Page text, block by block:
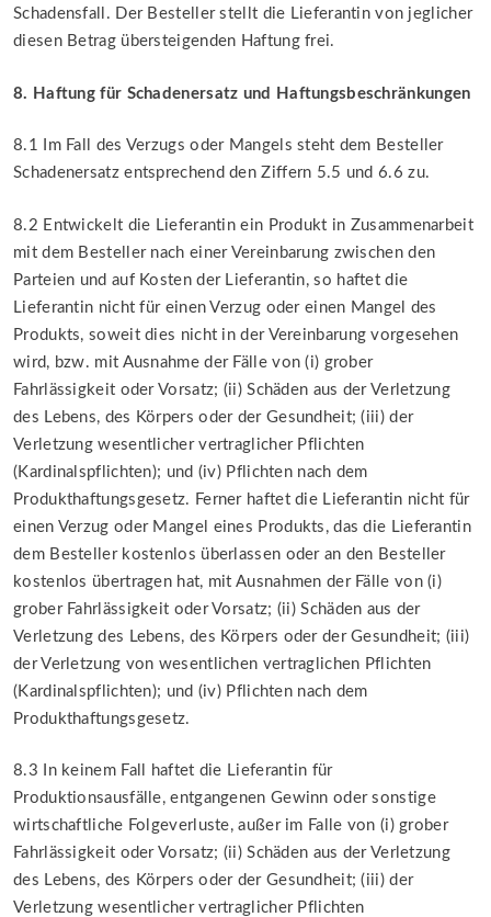
Schadensfall. Der Besteller stellt die Lieferantin von jeglicher
diesen Betrag übersteigenden Haftung frei.
8. Haftung für Schadenersatz und Haftungsbeschränkungen
8.1 Im Fall des Verzugs oder Mangels steht dem Besteller
Schadenersatz entsprechend den Ziffern 5.5 und 6.6 zu.
8.2 Entwickelt die Lieferantin ein Produkt in Zusammenarbeit
mit dem Besteller nach einer Vereinbarung zwischen den
Parteien und auf Kosten der Lieferantin, so haftet die
Lieferantin nicht für einen Verzug oder einen Mangel des
Produkts, soweit dies nicht in der Vereinbarung vorgesehen
wird, bzw. mit Ausnahme der Fälle von (i) grober
Fahrlässigkeit oder Vorsatz; (ii) Schäden aus der Verletzung
des Lebens, des Körpers oder der Gesundheit; (iii) der
Verletzung wesentlicher vertraglicher Pflichten
(Kardinalspflichten); und (iv) Pflichten nach dem
Produkthaftungsgesetz. Ferner haftet die Lieferantin nicht für
einen Verzug oder Mangel eines Produkts, das die Lieferantin
dem Besteller kostenlos überlassen oder an den Besteller
kostenlos übertragen hat, mit Ausnahmen der Fälle von (i)
grober Fahrlässigkeit oder Vorsatz; (ii) Schäden aus der
Verletzung des Lebens, des Körpers oder der Gesundheit; (iii)
der Verletzung von wesentlichen vertraglichen Pflichten
(Kardinalspflichten); und (iv) Pflichten nach dem
Produkthaftungsgesetz.
8.3 In keinem Fall haftet die Lieferantin für
Produktionsausfälle, entgangenen Gewinn oder sonstige
wirtschaftliche Folgeverluste, außer im Falle von (i) grober
Fahrlässigkeit oder Vorsatz; (ii) Schäden aus der Verletzung
des Lebens, des Körpers oder der Gesundheit; (iii) der
Verletzung wesentlicher vertraglicher Pflichten